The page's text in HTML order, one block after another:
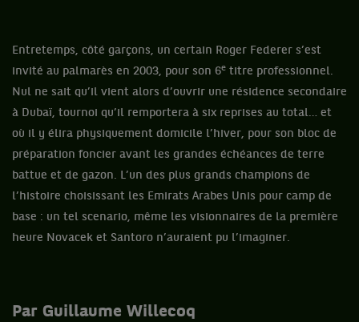
Entretemps, côté garçons, un certain Roger Federer s’est
invité au palmarès en 2003, pour son 6e titre professionnel.
Nul ne sait qu’il vient alors d’ouvrir une résidence secondaire
à Dubaï, tournoi qu’il remportera à six reprises au total… et
où il y élira physiquement domicile l’hiver, pour son bloc de
préparation foncier avant les grandes échéances de terre
battue et de gazon. L’un des plus grands champions de
l’histoire choisissant les Emirats Arabes Unis pour camp de
base : un tel scenario, même les visionnaires de la première
heure Novacek et Santoro n’auraient pu l’imaginer.
Par Guillaume Willecoq